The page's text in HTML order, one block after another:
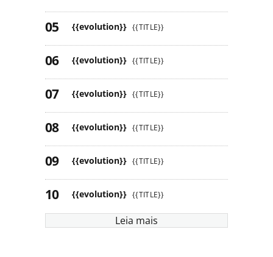
{{evolution}} {{TITLE}}
{{evolution}} {{TITLE}}
{{evolution}} {{TITLE}}
{{evolution}} {{TITLE}}
{{evolution}} {{TITLE}}
{{evolution}} {{TITLE}}
Leia mais